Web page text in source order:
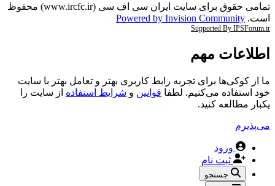
تمامی حقوق برای سایت ایران سی اف سی (www.ircfc.ir) محفوظ
است. Powered by Invision Community
Supported By IPSForum.ir
اطلاعات مهم
ما از کوکی‌ها برای تجربه رابط کاربری بهتر و تعامل بهتر با سایت
خود استفاده می‌کنیم. لطفا قوانین و شرایط استفاده از سایت را
یکبار مطالعه کنید.
می‌پذیرم
ورود
ثبت نام
جستجو